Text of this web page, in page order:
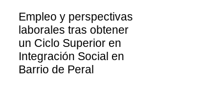
Empleo y perspectivas
laborales tras obtener
un Ciclo Superior en
Integración Social en
Barrio de Peral